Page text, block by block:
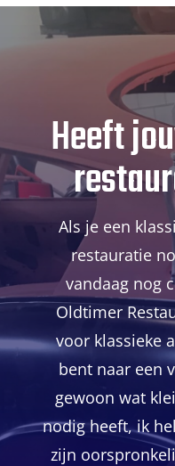
Heeft
Als je een
restauratie
vandaag nog
Oldtimer
voor klassieke
bent naar een
gewoon wat
nodig heeft, ik
zijn